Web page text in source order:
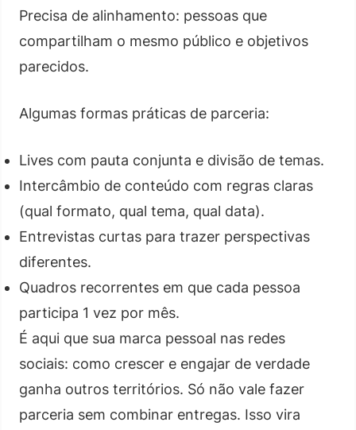
Precisa de alinhamento: pessoas que
compartilham o mesmo público e objetivos
parecidos.
Algumas formas práticas de parceria:
Lives com pauta conjunta e divisão de temas.
Intercâmbio de conteúdo com regras claras
(qual formato, qual tema, qual data).
Entrevistas curtas para trazer perspectivas
diferentes.
Quadros recorrentes em que cada pessoa
participa 1 vez por mês.
É aqui que sua marca pessoal nas redes
sociais: como crescer e engajar de verdade
ganha outros territórios. Só não vale fazer
parceria sem combinar entregas. Isso vira